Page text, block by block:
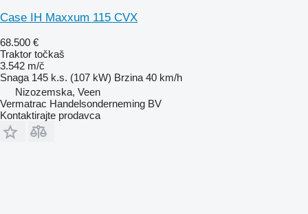
Case IH Maxxum 115 CVX
68.500 €
Traktor točkaš
3.542 m/č
Snaga 145 k.s. (107 kW) Brzina 40 km/h
Nizozemska, Veen
Vermatrac Handelsonderneming BV
Kontaktirajte prodavca